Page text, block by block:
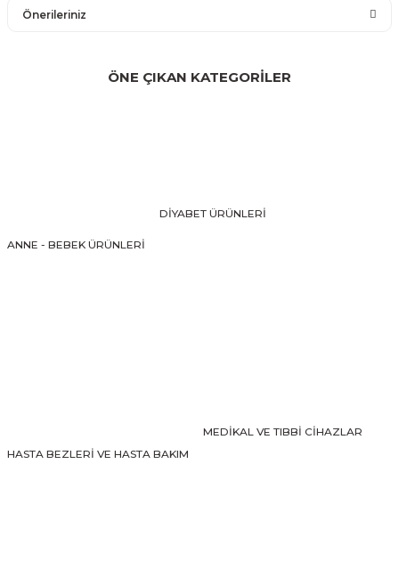
Önerileriniz
konularda yetersiz gördüğünüz noktaları öneri formunu
kullanarak tarafımıza iletebilirsiniz.
Bu ürüne benzer farklı alternatifler olmalı.
ÖNE ÇIKAN KATEGORİLER
ANNE - BEBEK ÜRÜNLERİ
DİYABET ÜRÜNLERİ
HASTA BEZLERİ VE HASTA BAKIM
MEDİKAL VE TIBBİ CİHAZLAR